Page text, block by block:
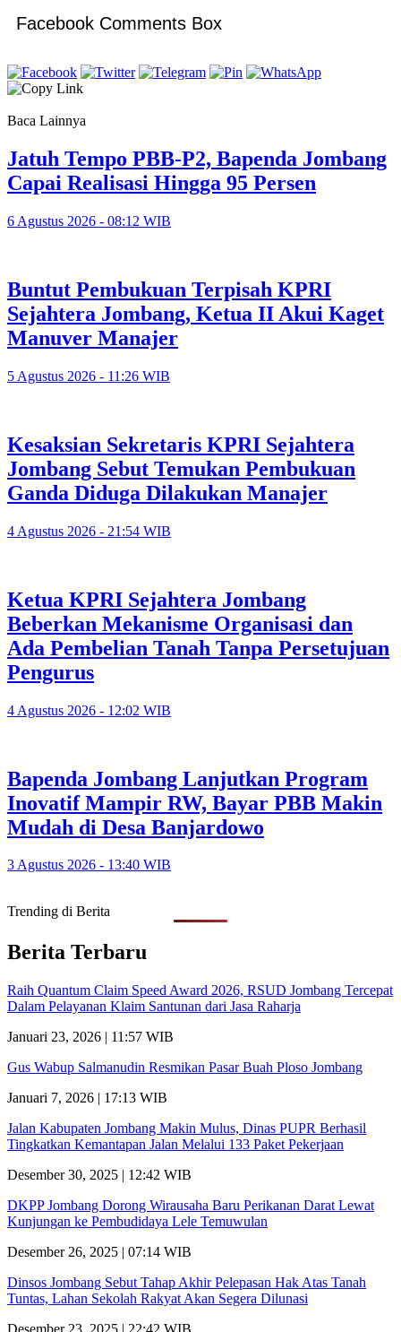
Facebook Comments Box
Baca Lainnya
Jatuh Tempo PBB-P2, Bapenda Jombang
Capai Realisasi Hingga 95 Persen
6 Agustus 2026 - 08:12 WIB
Buntut Pembukuan Terpisah KPRI
Sejahtera Jombang, Ketua II Akui Kaget
Manuver Manajer
5 Agustus 2026 - 11:26 WIB
Kesaksian Sekretaris KPRI Sejahtera
Jombang Sebut Temukan Pembukuan
Ganda Diduga Dilakukan Manajer
4 Agustus 2026 - 21:54 WIB
Ketua KPRI Sejahtera Jombang
Beberkan Mekanisme Organisasi dan
Ada Pembelian Tanah Tanpa Persetujuan
Pengurus
4 Agustus 2026 - 12:02 WIB
Bapenda Jombang Lanjutkan Program
Inovatif Mampir RW, Bayar PBB Makin
Mudah di Desa Banjardowo
3 Agustus 2026 - 13:40 WIB
Trending di Berita
Berita Terbaru
Raih Quantum Claim Speed Award 2026, RSUD Jombang Tercepat
Dalam Pelayanan Klaim Santunan dari Jasa Raharja
Januari 23, 2026 | 11:57 WIB
Gus Wabup Salmanudin Resmikan Pasar Buah Ploso Jombang
Januari 7, 2026 | 17:13 WIB
Jalan Kabupaten Jombang Makin Mulus, Dinas PUPR Berhasil
Tingkatkan Kemantapan Jalan Melalui 133 Paket Pekerjaan
Desember 30, 2025 | 12:42 WIB
DKPP Jombang Dorong Wirausaha Baru Perikanan Darat Lewat
Kunjungan ke Pembudidaya Lele Temuwulan
Desember 26, 2025 | 07:14 WIB
Dinsos Jombang Sebut Tahap Akhir Pelepasan Hak Atas Tanah
Tuntas, Lahan Sekolah Rakyat Akan Segera Dilunasi